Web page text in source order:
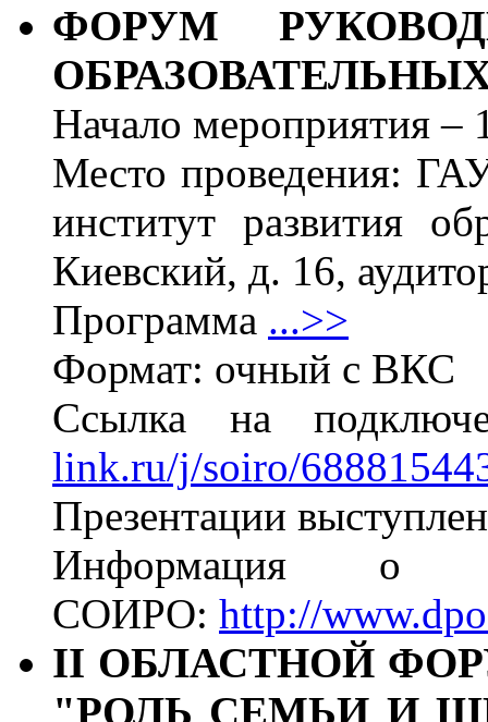
ФОРУМ
Начало мероприятия –
Место проведения:
институт развития
Киевский, д. 16,
Программа ...>>
Формат: очный с ВКС
Ссылка на
link.ru/j/soiro/
Презентации
Информация о
СОИРО: http://
II ОБЛАСТНОЙ
"РОЛЬ СЕМЬИ И